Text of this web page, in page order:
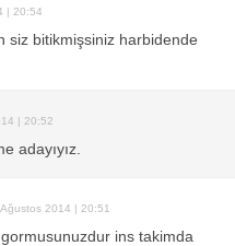
| 20:54
siz bitikmişsiniz harbidende
| 20:52
adayıyız.
2014 | 20:51
ins takimda